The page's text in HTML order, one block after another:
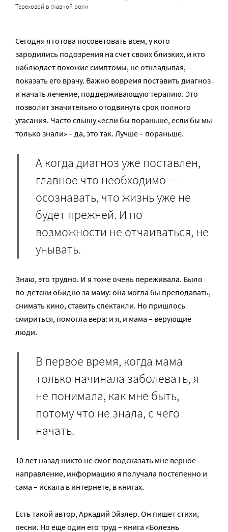
Тереховой в главной роли
Сегодня я готова посоветовать всем, у кого
зародились подозрения на счет своих близких, и кто
наблюдает похожие симптомы, не откладывая,
показать его врачу. Важно вовремя поставить диагноз
и начать лечение, поддерживающую терапию. Это
позволит значительно отодвинуть срок полного
угасания. Часто слышу «если бы пораньше, если бы мы
только знали» – да, это так. Лучше – пораньше.
А когда диагноз уже поставлен,
главное что необходимо —
осознавать, что жизнь уже не
будет прежней. И по
возможности не отчаиваться, не
унывать.
Знаю, это трудно. И я тоже очень переживала. Было
по-детски обидно за маму: она могла бы преподавать,
снимать кино, ставить спектакли. Но пришлось
смириться, помогла вера: и я, и мама – верующие
люди.
В первое время, когда мама
только начинала заболевать, я
не понимала, как мне быть,
потому что не знала, с чего
начать.
10 лет назад никто не смог подсказать мне верное
направление, информацию я получала постепенно и
сама – искала в интернете, в книгах.
Есть такой автор, Аркадий Эйзлер. Он пишет стихи,
песни. Но еще один его труд – книга «Болезнь